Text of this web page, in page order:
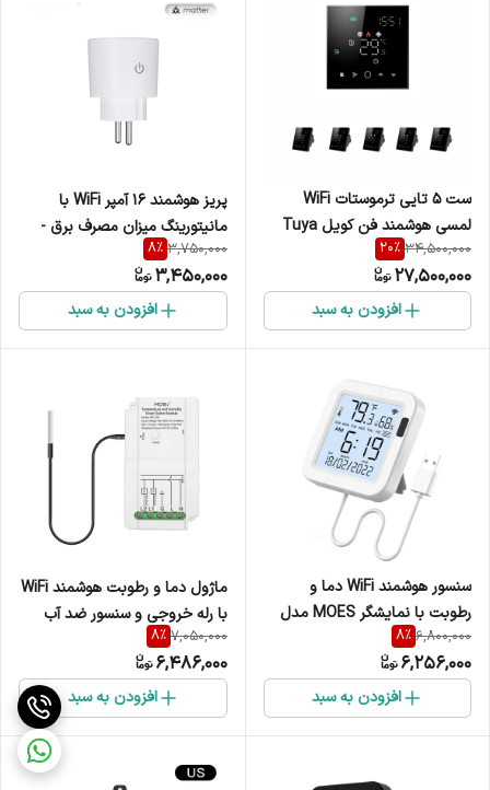
ست 5 تایی ترموستات WiFi
لمسی هوشمند فن کویل Tuya
مدل BAC-003
34,500,000
20%
27,500,000
افزودن به سبد
پریز هوشمند 16 آمپر WiFi با
مانیتورینگ میزان مصرف برق -
مدل MWP-EU16M-WH-MS-4
3,750,000
8%
3,450,000
افزودن به سبد
سنسور هوشمند WiFi دما و
رطوبت با نمایشگر MOES مدل
WSS-FL-TH16-WH-EN
6,800,000
8%
6,256,000
افزودن به سبد
ماژول دما و رطوبت هوشمند WiFi
با رله خروجی و سنسور ضد آب
WM-103T
7,050,000
8%
6,486,000
افزودن به سبد